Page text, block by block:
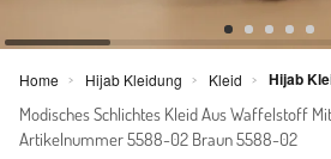
Home > Hijab Kleidung > Kleid > Hijab
Modisches Schlichtes Kleid Aus Waffelstoff
Artikelnummer 5588-02 Braun 5588-02